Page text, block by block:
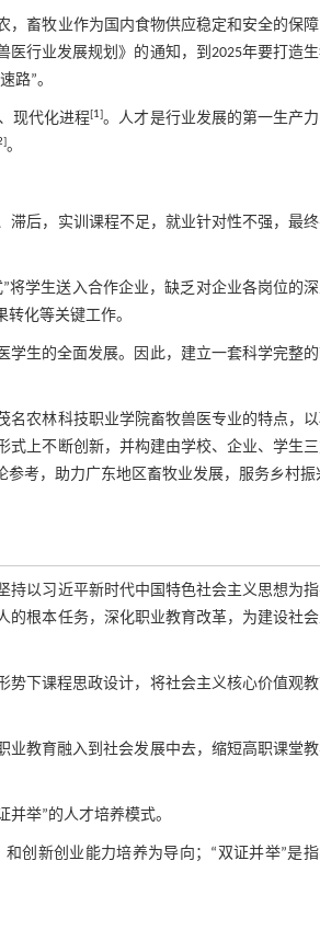
，畜牧业作为国内食物供应稳定和安全的保
行业发展规划》的通知，到2025年要打造生
路”。
现代化进程[1]。人才是行业发展的第一生产
]。
滞后，实训课程不足，就业针对性不强，最
将学生送入合作企业，缺乏对企业各岗位的
化等关键工作。
学生的全面发展。因此，建立一套科学完整
农林科技职业学院畜牧兽医专业的特点，以
式上不断创新，并构建由学校、企业、学生
考，助力广东地区畜牧业发展，服务乡村振
以习近平新时代中国特色社会主义思想为指
的根本任务，深化职业教育改革，为建设社
下课程思政设计，将社会主义核心价值观教
业教育融入到社会发展中去，缩短高职课堂
举”的人才培养模式。
创新创业能力培养为导向；“双证并举”是